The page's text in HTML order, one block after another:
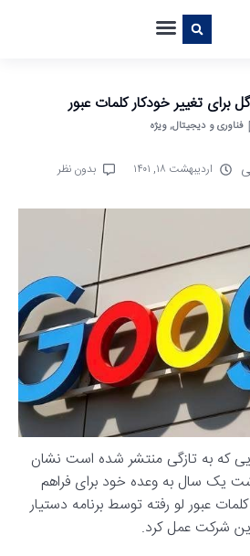
برای تغییر خودکار کلمات عبور
فناوری و دیجیتال,ویژه
اردیبهشت ۱۸, ۱۴۰۱ بدون نظر
که به تازگی منتشر شده است نشان
یک سال به وعده خود برای فراهم
عبور لو رفته توسط برنامه دستیار